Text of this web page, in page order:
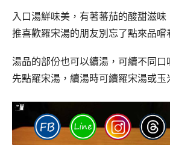
入口湯鮮味美，有著蕃茄的酸甜滋
推喜歡羅宋湯的朋友別忘了點來品嚐
湯品的部份也可以續湯，可續不同口
先點羅宋湯，續湯時可續羅宋湯或玉